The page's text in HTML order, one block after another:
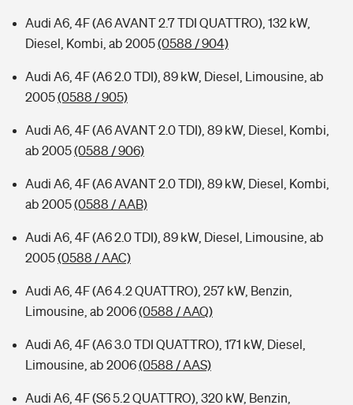
Audi A6, 4F (A6 AVANT 2.7 TDI QUATTRO), 132 kW,
Diesel, Kombi, ab 2005(0588 / 904)
Audi A6, 4F (A6 2.0 TDI), 89 kW, Diesel, Limousine, ab
2005(0588 / 905)
Audi A6, 4F (A6 AVANT 2.0 TDI), 89 kW, Diesel, Kombi,
ab 2005(0588 / 906)
Audi A6, 4F (A6 AVANT 2.0 TDI), 89 kW, Diesel, Kombi,
ab 2005(0588 / AAB)
Audi A6, 4F (A6 2.0 TDI), 89 kW, Diesel, Limousine, ab
2005(0588 / AAC)
Audi A6, 4F (A6 4.2 QUATTRO), 257 kW, Benzin,
Limousine, ab 2006(0588 / AAQ)
Audi A6, 4F (A6 3.0 TDI QUATTRO), 171 kW, Diesel,
Limousine, ab 2006(0588 / AAS)
Audi A6, 4F (S6 5.2 QUATTRO), 320 kW, Benzin,